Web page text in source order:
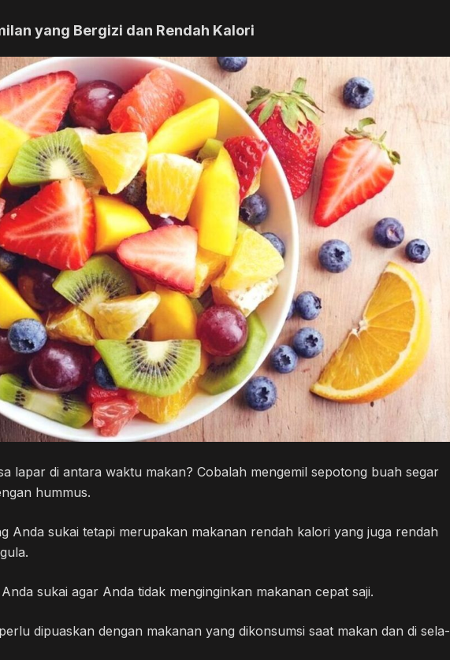
yang Bergizi dan Rendah Kalori
lapar di antara waktu makan? Cobalah mengemil sepotong buah segar
hummus.
Anda sukai tetapi merupakan makanan rendah kalori yang juga rendah
sukai agar Anda tidak menginginkan makanan cepat saji.
dipuaskan dengan makanan yang dikonsumsi saat makan dan di sela-